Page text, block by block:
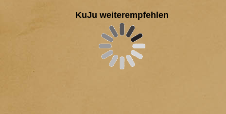
KuJu weiterempfehlen